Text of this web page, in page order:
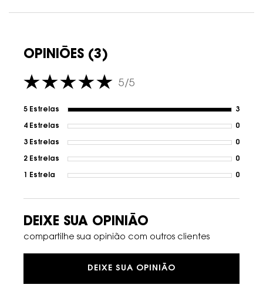
OPINIÕES (3)
5 out of 5 stars. 5/5
5 Estrelas 3
4 Estrelas 0
3 Estrelas 0
2 Estrelas 0
1 Estrela 0
DEIXE SUA OPINIÃO
compartilhe sua opinião com outros clientes
DEIXE SUA OPINIÃO